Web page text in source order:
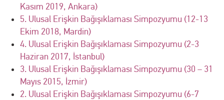
Kasım 2019, Ankara)
5. Ulusal Erişkin Bağışıklaması Simpozyumu (12-13
Ekim 2018, Mardin)
4. Ulusal Erişkin Bağışıklaması Simpozyumu (2-3
Haziran 2017, İstanbul)
3. Ulusal Erişkin Bağışıklaması Simpozyumu (30 – 31
Mayıs 2015, İzmir)
2. Ulusal Erişkin Bağışıklaması Simpozyumu (6-7